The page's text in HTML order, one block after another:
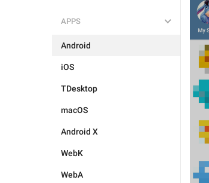
APPS
Android
iOS
TDesktop
macOS
Android X
WebK
WebA